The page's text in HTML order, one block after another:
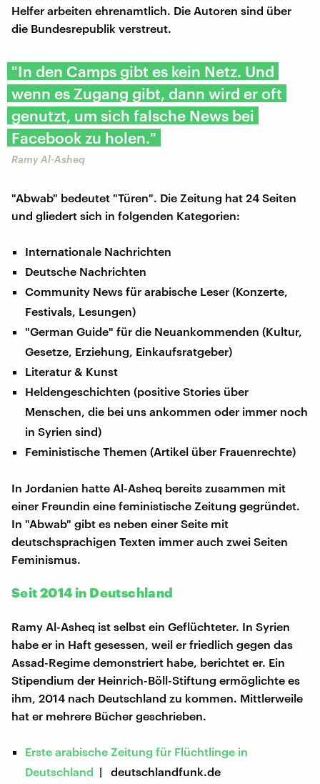
Helfer arbeiten ehrenamtlich. Die Autoren sind über
die Bundesrepublik verstreut.
"In den Camps gibt es kein Netz. Und
wenn es Zugang gibt, dann wird er oft
genutzt, um sich falsche News bei
Facebook zu holen."
Ramy Al-Asheq
"Abwab" bedeutet "Türen". Die Zeitung hat 24 Seiten
und gliedert sich in folgenden Kategorien:
Internationale Nachrichten
Deutsche Nachrichten
Community News für arabische Leser (Konzerte,
Festivals, Lesungen)
"German Guide" für die Neuankommenden (Kultur,
Gesetze, Erziehung, Einkaufsratgeber)
Literatur & Kunst
Heldengeschichten (positive Stories über
Menschen, die bei uns ankommen oder immer noch
in Syrien sind)
Feministische Themen (Artikel über Frauenrechte)
In Jordanien hatte Al-Asheq bereits zusammen mit
einer Freundin eine feministische Zeitung gegründet.
In "Abwab" gibt es neben einer Seite mit
deutschsprachigen Texten immer auch zwei Seiten
Feminismus.
Seit 2014 in Deutschland
Ramy Al-Asheq ist selbst ein Geflüchteter. In Syrien
habe er in Haft gesessen, weil er friedlich gegen das
Assad-Regime demonstriert habe, berichtet er. Ein
Stipendium der Heinrich-Böll-Stiftung ermöglichte es
ihm, 2014 nach Deutschland zu kommen. Mittlerweile
hat er mehrere Bücher geschrieben.
Erste arabische Zeitung für Flüchtlinge in
Deutschland | deutschlandfunk.de